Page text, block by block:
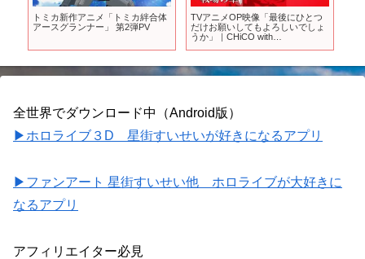
トミカ新作アニメ「トミカ絆合体
アースグランナー」 第2弾PV
TVアニメOP映像「最後にひとつ
だけお願いしてもよろしいでしょ
うか」｜CHiCO with
全世界でダウンロード中（Android版）
▶ホロライブ３D 星街すいせいが好きになるアプリ
▶ファンアート 星街すいせい他 ホロライブが大好きに
なるアプリ
アフィリエイター必見